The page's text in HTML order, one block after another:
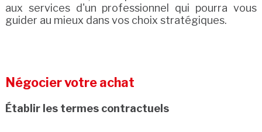
aux services d'un professionnel qui pourra vous
guider au mieux dans vos choix stratégiques.
Négocier votre achat
Établir les termes contractuels